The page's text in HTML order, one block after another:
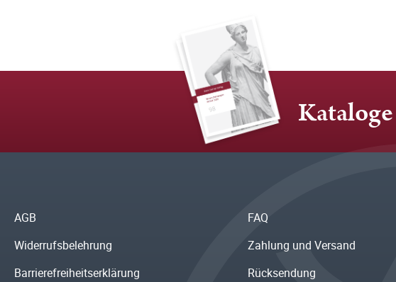
Kataloge
AGB
Widerrufsbelehrung
Barrierefreiheitserklärung
FAQ
Zahlung und Versand
Rücksendung